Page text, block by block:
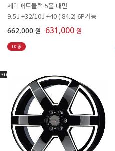
세미매트블랙 5홀 대만
9.5J +32/10J +40 ( 84.2) 6P가능
662,000 원 631,000 원
DC중
30